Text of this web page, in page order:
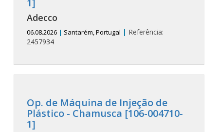
Adecco
06.08.2026 | Santarém, Portugal | Referência:
2457934
Op. de Máquina de Injeção de
Plástico - Chamusca [106-004710-
1]